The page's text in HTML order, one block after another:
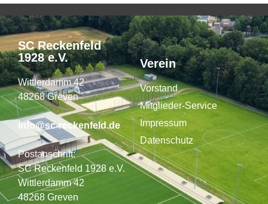
SC Reckenfeld
1928 e.V.
Wittlerdamm 42
48268 Greven
info@sc-reckenfeld.de
Postanschrift:
SC Reckenfeld 1928 e.V.
Wittlerdamm 42
48268 Greven
Verein
Vorstand
Mitglieder-Service
Impressum
Datenschutz